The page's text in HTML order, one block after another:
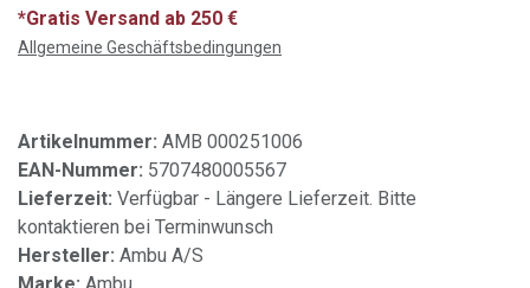
*Gratis Versand ab 250 €
Allgemeine Geschäftsbedingungen
Artikelnummer: AMB 000251006
EAN-Nummer: 5707480005567
Lieferzeit: Verfügbar - Längere Lieferzeit. Bitte
kontaktieren bei Terminwunsch
Hersteller: Ambu A/S
Marke: Ambu